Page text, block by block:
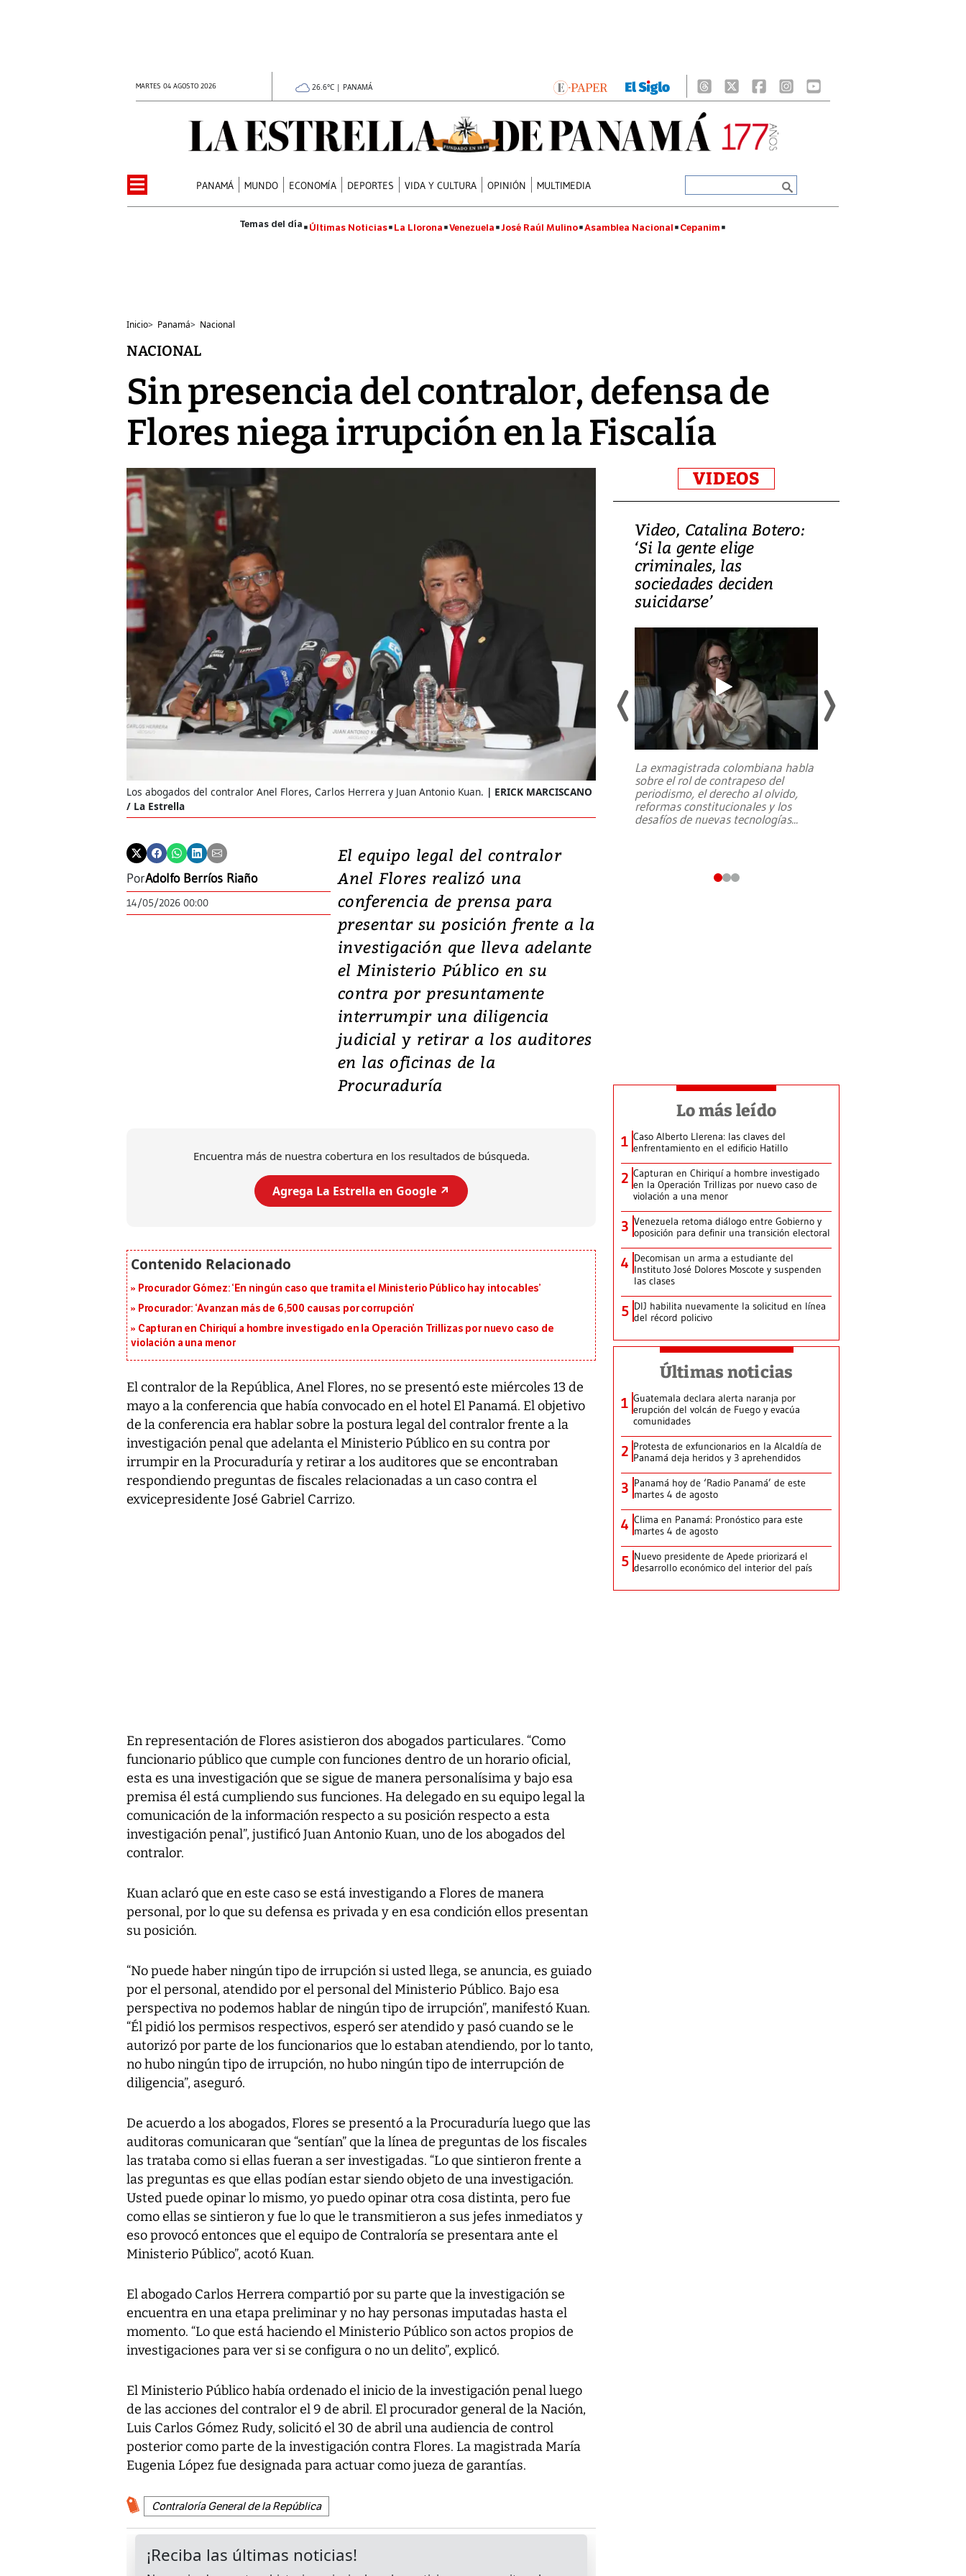
MARTES 04 AGOSTO 2026 26.6°C | PANAMÁ
PANAMÁ MUNDO ECONOMÍA DEPORTES VIDA Y CULTURA OPINIÓN MULTIMEDIA
Últimas Noticias La Llorona Venezuela José Raúl Mulino Asamblea Nacional Cepanim
Inicio> Panamá> Nacional
NACIONAL
Sin presencia del contralor, defensa de
Flores niega irrupción en la Fiscalía
Los abogados del contralor Anel Flores, Carlos Herrera y Juan Antonio Kuan.
ERICK MARCISCANO
/ La Estrella
PorAdolfo Berríos Riaño
14/05/2026 00:00
El equipo legal del contralor
Anel Flores realizó una
conferencia de prensa para
presentar su posición frente a la
investigación que lleva adelante
el Ministerio Público en su
contra por presuntamente
interrumpir una diligencia
judicial y retirar a los auditores
en las oficinas de la
Procuraduría
Encuentra más de nuestra cobertura en los resultados de búsqueda.
Agrega La Estrella en Google ↗️
Procurador Gómez: ‘En ningún caso que tramita el Ministerio Público hay intocables’
Procurador: ‘Avanzan más de 6,500 causas por corrupción’
Capturan en Chiriquí a hombre investigado en la Operación Trillizas por nuevo caso de
violación a una menor
El contralor de la República, Anel Flores, no se presentó este miércoles 13 de
mayo a la conferencia que había convocado en el hotel El Panamá. El objetivo
de la conferencia era hablar sobre la postura legal del contralor frente a la
investigación penal que adelanta el Ministerio Público en su contra por
irrumpir en la Procuraduría y retirar a los auditores que se encontraban
respondiendo preguntas de fiscales relacionadas a un caso contra el
exvicepresidente José Gabriel Carrizo.
En representación de Flores asistieron dos abogados particulares. “Como
funcionario público que cumple con funciones dentro de un horario oficial,
esta es una investigación que se sigue de manera personalísima y bajo esa
premisa él está cumpliendo sus funciones. Ha delegado en su equipo legal la
comunicación de la información respecto a su posición respecto a esta
investigación penal”, justificó Juan Antonio Kuan, uno de los abogados del
contralor.
Kuan aclaró que en este caso se está investigando a Flores de manera
personal, por lo que su defensa es privada y en esa condición ellos presentan
su posición.
“No puede haber ningún tipo de irrupción si usted llega, se anuncia, es guiado
por el personal, atendido por el personal del Ministerio Público. Bajo esa
perspectiva no podemos hablar de ningún tipo de irrupción”, manifestó Kuan.
“Él pidió los permisos respectivos, esperó ser atendido y pasó cuando se le
autorizó por parte de los funcionarios que lo estaban atendiendo, por lo tanto,
no hubo ningún tipo de irrupción, no hubo ningún tipo de interrupción de
diligencia”, aseguró.
De acuerdo a los abogados, Flores se presentó a la Procuraduría luego que las
auditoras comunicaran que “sentían” que la línea de preguntas de los fiscales
las trataba como si ellas fueran a ser investigadas. “Lo que sintieron frente a
las preguntas es que ellas podían estar siendo objeto de una investigación.
Usted puede opinar lo mismo, yo puedo opinar otra cosa distinta, pero fue
como ellas se sintieron y fue lo que le transmitieron a sus jefes inmediatos y
eso provocó entonces que el equipo de Contraloría se presentara ante el
Ministerio Público”, acotó Kuan.
El abogado Carlos Herrera compartió por su parte que la investigación se
encuentra en una etapa preliminar y no hay personas imputadas hasta el
momento. “Lo que está haciendo el Ministerio Público son actos propios de
investigaciones para ver si se configura o no un delito”, explicó.
El Ministerio Público había ordenado el inicio de la investigación penal luego
de las acciones del contralor el 9 de abril. El procurador general de la Nación,
Luis Carlos Gómez Rudy, solicitó el 30 de abril una audiencia de control
posterior como parte de la investigación contra Flores. La magistrada María
Eugenia López fue designada para actuar como jueza de garantías.
Contraloría General de la República
VIDEOS
deja heridos y graves
daños en Kumamoto
Un fuerte terremoto de magnitud
7,1 se registró este martes 28 de
julio en la prefectura de Kumamoto,
al sur de Japón, provocando una
emergencia de gran...
Video, Catalina Botero:
‘Si la gente elige
criminales, las
sociedades deciden
suicidarse’
La exmagistrada colombiana habla
sobre el rol de contrapeso del
periodismo, el derecho al olvido,
reformas constitucionales y los
desafíos de nuevas tecnologías...
Lo más leído
1 Caso Alberto Llerena: las claves del
enfrentamiento en el edificio Hatillo
2 Capturan en Chiriquí a hombre investigado
en la Operación Trillizas por nuevo caso de
violación a una menor
3 Venezuela retoma diálogo entre Gobierno y
oposición para definir una transición electoral
4 Decomisan un arma a estudiante del
Instituto José Dolores Moscote y suspenden
las clases
5 DIJ habilita nuevamente la solicitud en línea
del récord policivo
Últimas noticias
1 Guatemala declara alerta naranja por
erupción del volcán de Fuego y evacúa
comunidades
2 Protesta de exfuncionarios en la Alcaldía de
Panamá deja heridos y 3 aprehendidos
3 Panamá hoy de ‘Radio Panamá’ de este
martes 4 de agosto
4 Clima en Panamá: Pronóstico para este
martes 4 de agosto
5 Nuevo presidente de Apede priorizará el
desarrollo económico del interior del país